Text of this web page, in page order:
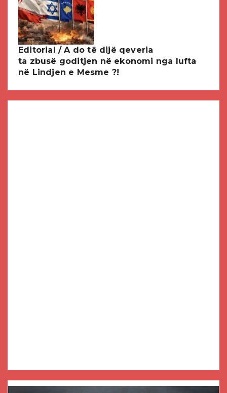
Editorial / A do të dijë qeveria
ta zbusë goditjen në ekonomi nga lufta
në Lindjen e Mesme ?!